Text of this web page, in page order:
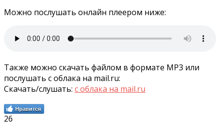
Можно послушать онлайн плеером ниже:
Также можно скачать файлом в формате MP3 или
послушать с облака на mail.ru:
Скачать/слушать: с облака на mail.ru
Нравится
26